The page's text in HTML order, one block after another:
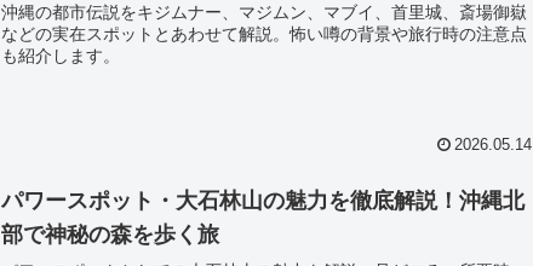
沖縄の都市伝説をキジムナー、マジムン、マブイ、首里城、斎場御嶽
などの実在スポットとあわせて解説。怖い噂の背景や旅行時の注意点
も紹介します。
2026.05.14
パワースポット・大石林山の魅力を徹底解説！沖縄北
部で神秘の森を歩く旅